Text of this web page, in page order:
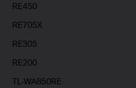
RE450
RE705X
RE305
RE200
TL-WA850RE